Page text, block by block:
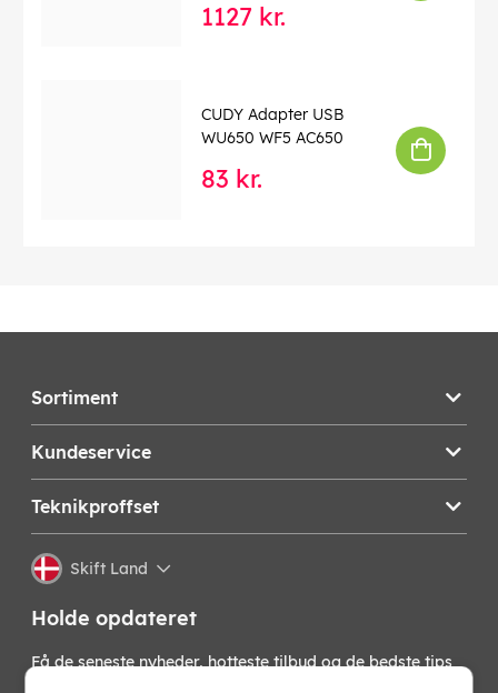
1127 kr.
CUDY Adapter USB
WU650 WF5 AC650
83 kr.
Sortiment
Kundeservice
Teknikproffset
Skift Land
Holde opdateret
Få de seneste nyheder, hotteste tilbud og de bedste tips